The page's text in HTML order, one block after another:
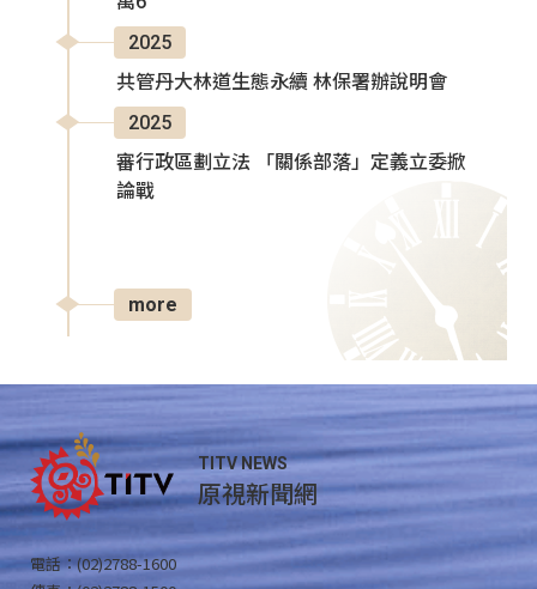
2025
共管丹大林道生態永續 林保署辦說明會
2025
審行政區劃立法 「關係部落」定義立委掀
論戰
more
TITV NEWS
原視新聞網
電話：(02)2788-1600